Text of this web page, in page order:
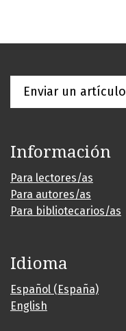
Enviar un artículo
Información
Para lectores/as
Para autores/as
Para bibliotecarios/as
Idioma
Español (España)
English